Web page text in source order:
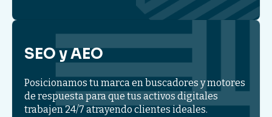
SEO y AEO
Posicionamos tu marca en buscadores y motores
de respuesta para que tus activos digitales
trabajen 24/7 atrayendo clientes ideales.